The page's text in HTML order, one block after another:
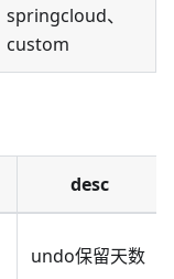
springcloud、
custom
desc
undo保留天数